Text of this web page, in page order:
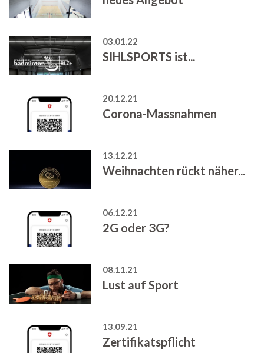
03.01.22
SIHLSPORTS ist...
20.12.21
Corona-Massnahmen
13.12.21
Weihnachten rückt näher...
06.12.21
2G oder 3G?
08.11.21
Lust auf Sport
13.09.21
Zertifikatspflicht